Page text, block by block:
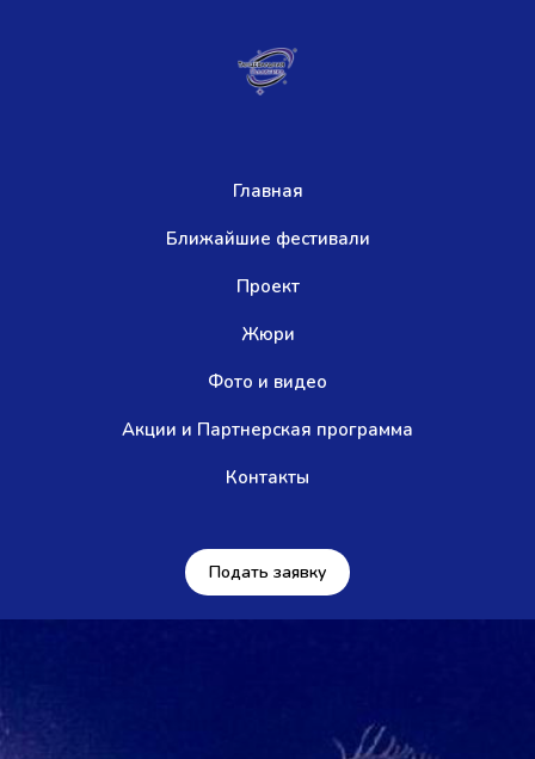
Главная
Ближайшие фестивали
Проект
Жюри
Фото и видео
Акции и Партнерская программа
Контакты
Подать заявку